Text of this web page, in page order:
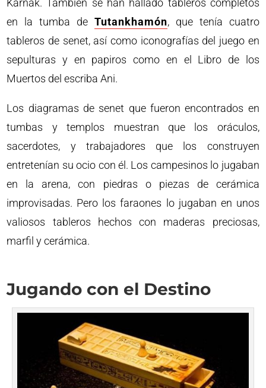
Karnak. También se han hallado tableros completos
en la tumba de Tutankhamón, que tenía cuatro
tableros de senet, así como iconografías del juego en
sepulturas y en papiros como en el Libro de los
Muertos del escriba Ani.
Los diagramas de senet que fueron encontrados en
tumbas y templos muestran que los oráculos,
sacerdotes, y trabajadores que los construyen
entretenían su ocio con él. Los campesinos lo jugaban
en la arena, con piedras o piezas de cerámica
improvisadas. Pero los faraones lo jugaban en unos
valiosos tableros hechos con maderas preciosas,
marfil y cerámica.
Jugando con el Destino